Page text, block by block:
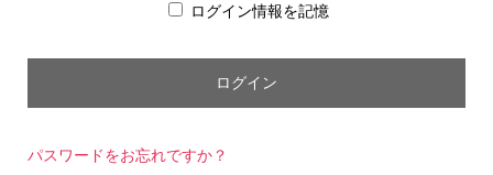
ログイン情報を記憶
パスワードをお忘れですか？